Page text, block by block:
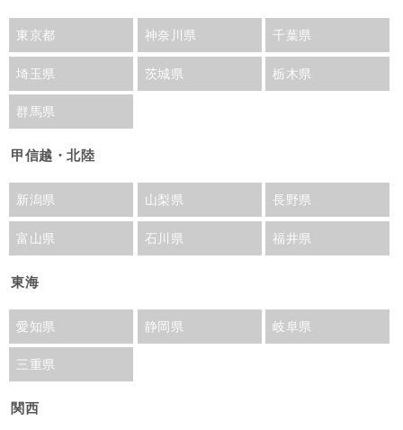
東京都 神奈川県 千葉県
埼玉県 茨城県 栃木県
群馬県
甲信越・北陸
新潟県 山梨県 長野県
富山県 石川県 福井県
東海
愛知県 静岡県 岐阜県
三重県
関西